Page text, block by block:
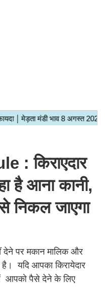
: किराएदार
है आना कानी,
निकल जाएगा
देने पर मकान मालिक और
यदि आपका किरायेदार
आपको पैसे देने के लिए